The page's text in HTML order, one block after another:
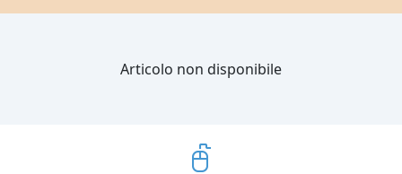
Articolo non disponibile